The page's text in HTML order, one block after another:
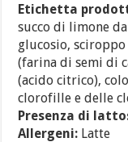
Etichetta
succo di limone
glucosio,
(farina di semi di
(acido citrico),
clorofille e delle
Presenza di
Allergeni: Latte